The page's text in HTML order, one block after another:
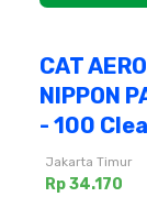
CAT
NIPPON
- 100
Jakarta Timur
Rp 34.170